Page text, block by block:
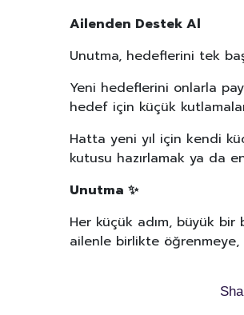
Ailenden Destek Al
Unutma, hedeflerini tek
Yeni hedeflerini onlarla
hedef için küçük
Hatta yeni yıl için kendi
kutusu hazırlamak ya da
Unutma ✨
Her küçük adım, büyük bir
ailenle birlikte öğrenmeye,